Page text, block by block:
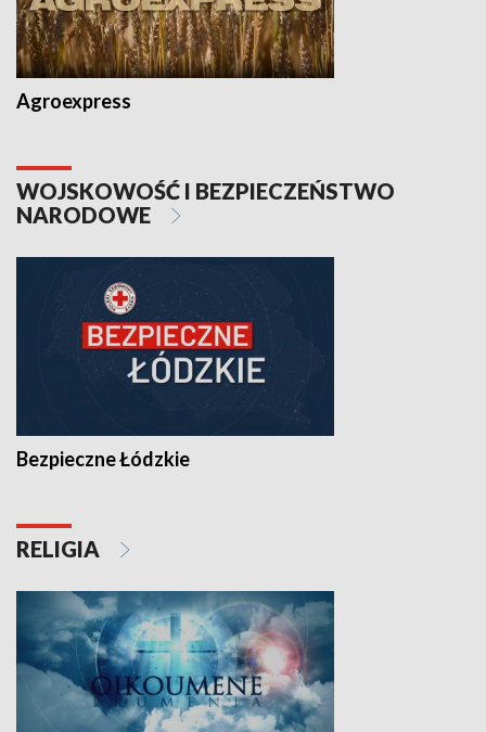
Agroexpress
WOJSKOWOŚĆ I BEZPIECZEŃSTWO
NARODOWE
Bezpieczne Łódzkie
RELIGIA